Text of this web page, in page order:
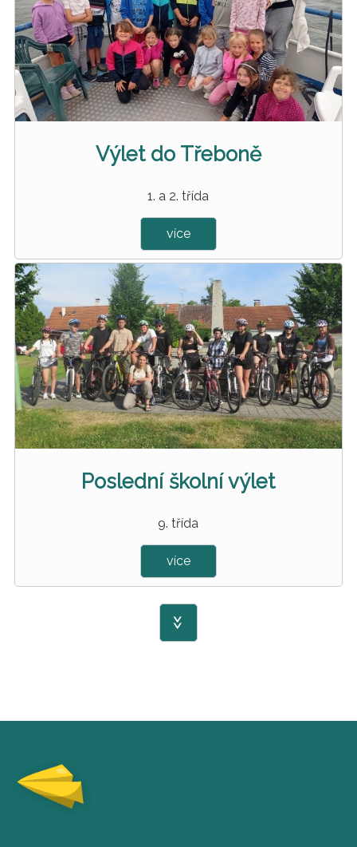
Výlet do Třeboně
1. a 2. třída
více
Poslední školní výlet
9. třída
více
>>